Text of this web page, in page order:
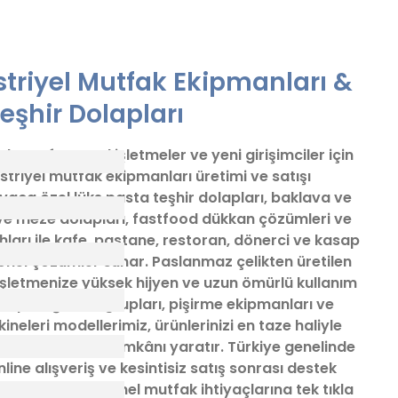
Yorum Yaz
görüntülenemiyor.
bilgiler bulunuyor.
olmalı.
Gönder
Mutfak Ekipmanları &
Dolapları
profesyonel işletmeler ve yeni girişimciler için
mutfak ekipmanları üretimi ve satışı
özel lüks pasta teşhir dolapları, baklava ve
meze dolapları, fastfood dükkan çözümleri ve
ile kafe, pastane, restoran, dönerci ve kasap
çözümler sunar. Paslanmaz çelikten üretilen
yüksek hijyen ve uzun ömürlü kullanım
tipi soğutma grupları, pişirme ekipmanları ve
modellerimiz, ürünlerinizi en taze haliyle
şık bir sunum imkânı yaratır. Türkiye genelinde
alışveriş ve kesintisiz satış sonrası destek
tüm profesyonel mutfak ihtiyaçlarına tek tıkla